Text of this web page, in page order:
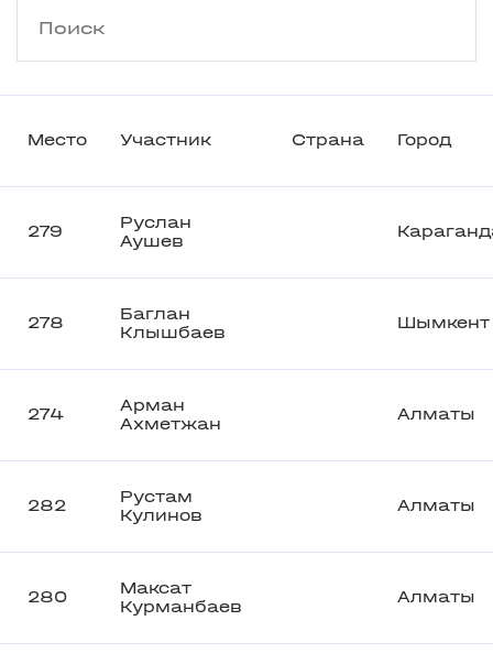
Место Участник Страна Город
279
Руслан
Аушев
278
Баглан
Клышбаев
Шымкент
274
Арман
Ахметжан
Алматы
282
Рустам
Кулинов
Алматы
280
Максат
Курманбаев
Алматы